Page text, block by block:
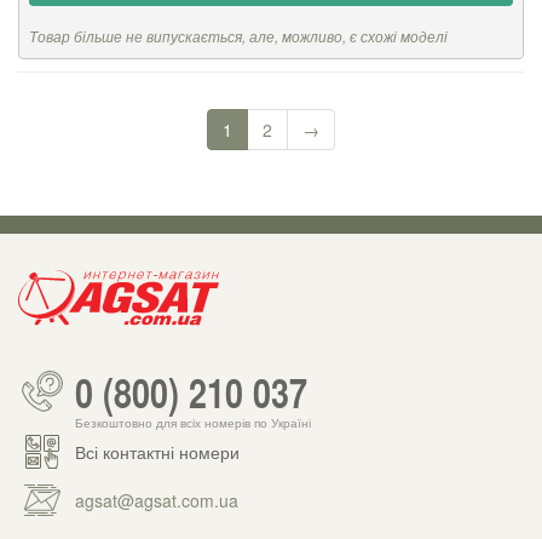
Товар більше не випускається, але, можливо, є схожі моделі
1 2 →
0 (800) 210 037
Безкоштовно для всіх номерів по Україні
Всі контактні номери
agsat@agsat.com.ua